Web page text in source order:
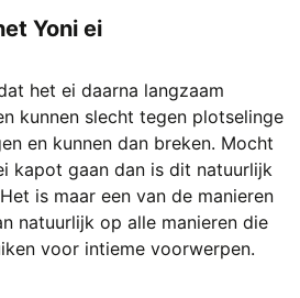
Yoni ei
het ei daarna langzaam
kunnen slecht tegen plotselinge
en kunnen dan breken. Mocht
kapot gaan dan is dit natuurlijk
is maar een van de manieren
natuurlijk op alle manieren die
voor intieme voorwerpen.